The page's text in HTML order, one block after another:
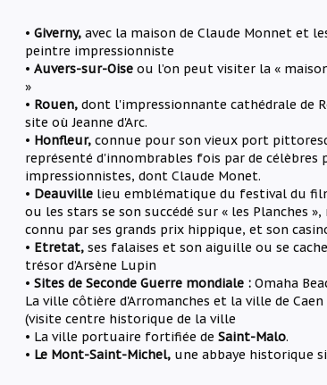
• Giverny,avec la maison de Claude Monnet et
peintre impressionniste
• Auvers-sur-Oiseou l’on peut visiter la « maison
»
• Rouen,dont l'impressionnante cathédrale de
site où Jeanne d'Arc.
• Honfleur,connue pour son vieux port
représenté d'innombrables fois par de célèbres
impressionnistes, dont Claude Monet.
• Deauvillelieu emblématique du festival du
ou les stars se son succédé sur « les Planches »,
connu par ses grands prix hippique, et son
• Etretat,ses falaises et son aiguille ou se
trésor d’Arsène Lupin
• Sites de Seconde Guerre mondiale :Omaha
La ville côtière d'Arromanches et la ville de Caen
(visite centre historique de la ville
• La ville portuaire fortifiée de Saint-Malo.
• Le Mont-Saint-Michel,une abbaye historique